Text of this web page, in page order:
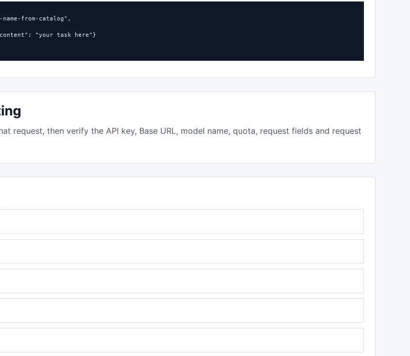
from-catalog",
"your task here"}
request, then verify the API key, Base URL, model name, quota, request fields and request